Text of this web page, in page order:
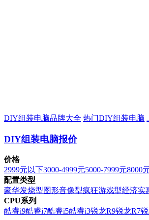
DIY组装电脑品牌大全 热门DIY组装电脑
DIY组装电脑报价
价格
2999元以下3000-4999元5000-7999元8000
配置类型
豪华发烧型图形音像型疯狂游戏型经济实
CPU系列
酷睿i9酷睿i7酷睿i5酷睿i3锐龙R9锐龙R7